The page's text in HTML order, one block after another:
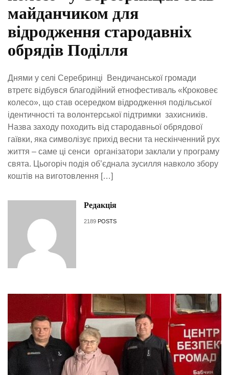
майданчиком для
відродження стародавніх
обрядів Поділля
Днями у селі Серебринці Вендичанської громади
втретє відбувся благодійний етнофестиваль «Кроковеє
колесо», що став осередком відродження подільської
ідентичності та волонтерської підтримки захисників.
Назва заходу походить від стародавньої обрядової
гаївки, яка символізує прихід весни та нескінченний рух
життя – саме ці сенси організатори заклали у програму
свята. Цьогоріч подія об’єднала зусилля навколо збору
коштів на виготовлення […]
Редакція
2189 POSTS